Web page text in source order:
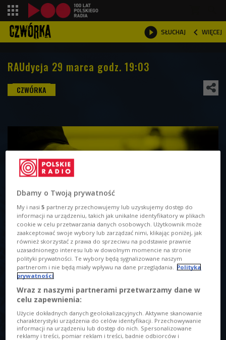
 SŁUCHAJ  WIĘCEJ

RAUdycja 29 marca godz. 19:03
O AUDYCJI
00:00
RAUdycja 29 marca godz. 19:03
RAUtorska RAUdycja RAUdiowa Idealna propozycja dla tych,
którzy szukają w muzyce świeżych brzmień, nowych
Dbamy o Twoją prywatność
My i nasi5 partnerzy przechowujemy lub uzyskujemy dostęp do
informacji na urządzeniu, takich jak unikalne identyfikatory w plikach
cookie w celu przetwarzania danych osobowych. Użytkownik może
zaakceptować swoje wybory lub zarządzać nimi, klikając poniżej, jak
również skorzystać z prawa do sprzeciwu na podstawie prawnie
uzasadnionego interesu lub w dowolnym momencie na stronie
polityki prywatności. Te wybory będą sygnalizowane naszym
partnerom i nie będą miały wpływu na dane przeglądania. Polityka
prywatności
Wraz z naszymi partnerami przetwarzamy dane w
celu zapewnienia:
Użycie dokładnych danych geolokalizacyjnych. Aktywne skanowanie
charakterystyki urządzenia do celów identyfikacji. Przechowywanie
informacji na urządzeniu lub dostęp do nich. Spersonalizowane
reklamy i treści, pomiar reklam i treści, badnie odbiorców i